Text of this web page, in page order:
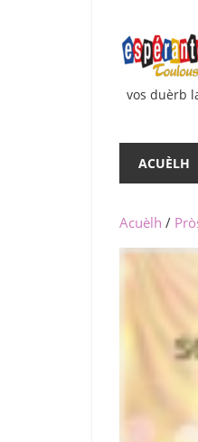
content
vos duèrb
ACUÈLH
Acuèlh /